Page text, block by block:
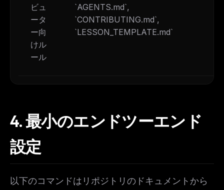
ビュ
ータ
ー向
けル
ール
`AGENTS.md`,
`CONTRIBUTING.md`,
`LESSON_TEMPLATE.md`
4.最小のエンドツーエンド
設定
以下のコマンドはリポジトリのドキュメントから